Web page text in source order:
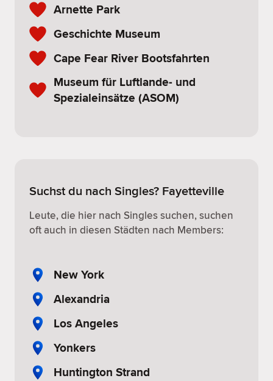
Arnette Park
Geschichte Museum
Cape Fear River Bootsfahrten
Museum für Luftlande- und
Spezialeinsätze (ASOM)
Suchst du nach Singles? Fayetteville
Leute, die hier nach Singles suchen, suchen
oft auch in diesen Städten nach Members:
New York
Alexandria
Los Angeles
Yonkers
Huntington Strand